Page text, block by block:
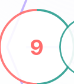
9